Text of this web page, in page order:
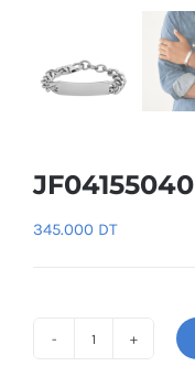
JF04155040
345.000 DT